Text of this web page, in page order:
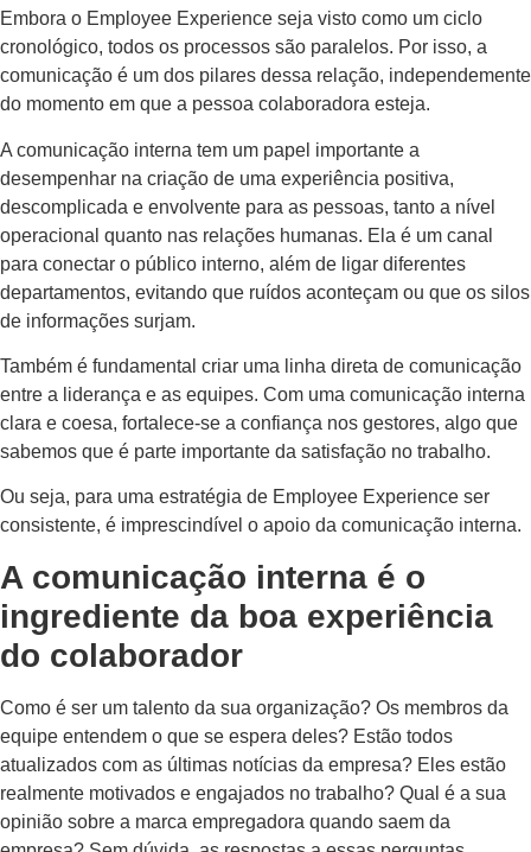
Embora o Employee Experience seja visto como um ciclo
cronológico, todos os processos são paralelos. Por isso, a
comunicação é um dos pilares dessa relação, independemente
do momento em que a pessoa colaboradora esteja.
A comunicação interna tem um papel importante a
desempenhar na criação de uma experiência positiva,
descomplicada e envolvente para as pessoas, tanto a nível
operacional quanto nas relações humanas. Ela é um canal
para conectar o público interno, além de ligar diferentes
departamentos, evitando que ruídos aconteçam ou que os silos
de informações surjam.
Também é fundamental criar uma linha direta de comunicação
entre a liderança e as equipes. Com uma comunicação interna
clara e coesa, fortalece-se a confiança nos gestores, algo que
sabemos que é parte importante da satisfação no trabalho.
Ou seja, para uma estratégia de Employee Experience ser
consistente, é imprescindível o apoio da comunicação interna.
A comunicação interna é o
ingrediente da boa experiência
do colaborador
Como é ser um talento da sua organização? Os membros da
equipe entendem o que se espera deles? Estão todos
atualizados com as últimas notícias da empresa? Eles estão
realmente motivados e engajados no trabalho? Qual é a sua
opinião sobre a marca empregadora quando saem da